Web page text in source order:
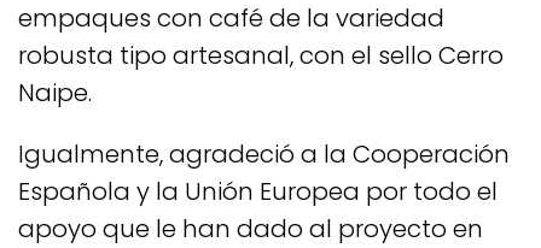
empaques con café de la variedad
robusta tipo artesanal, con el sello Cerro
Naipe.
Igualmente, agradeció a la Cooperación
Española y la Unión Europea por todo el
apoyo que le han dado al proyecto en